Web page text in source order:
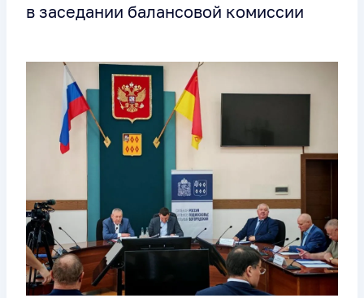
в заседании балансовой комиссии